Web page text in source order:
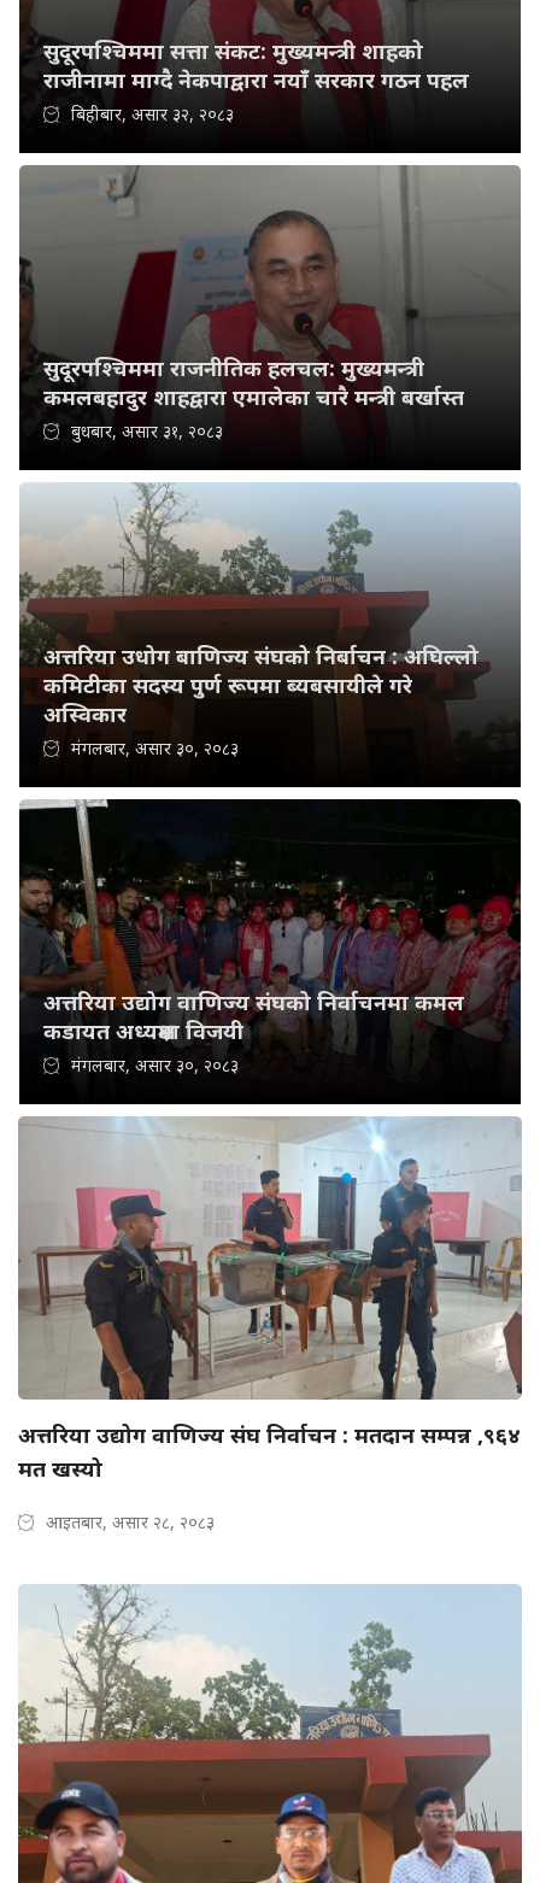
सुदूरपश्चिममा सत्ता संकट: मुख्यमन्त्री शाहको
राजीनामा माग्दै नेकपाद्वारा नयाँ सरकार गठन पहल
बिहीबार, असार ३२, २०८३
सुदूरपश्चिममा राजनीतिक हलचल: मुख्यमन्त्री
कमलबहादुर शाहद्वारा एमालेका चारै मन्त्री बर्खास्त
बुधबार, असार ३१, २०८३
अत्तरिया उधोग बाणिज्य संघको निर्बाचन : अघिल्लो
कमिटीका सदस्य पुर्ण रूपमा ब्यबसायीले गरे
अस्विकार
मंगलबार, असार ३०, २०८३
अत्तरिया उद्योग वाणिज्य संघको निर्वाचनमा कमल
कडायत अध्यक्षमा विजयी
मंगलबार, असार ३०, २०८३
अत्तरिया उद्योग वाणिज्य संघ निर्वाचन : मतदान सम्पन्न ,९६४
मत खस्यो
आइतबार, असार २८, २०८३